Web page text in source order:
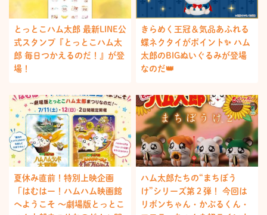
とっとこハム太郎 最新LINE公
式スタンプ『とっとこハム太
郎 毎日つかえるのだ！』が登
場！
きらめく王冠＆気品あふれる
蝶ネクタイがポイント✨ ハム
太郎のBIGぬいぐるみが登場
なのだ👑
夏休み直前！特別上映企画
「はむはー！ハムハム映画館
へようこそ ～劇場版とっとこ
ハム太郎たちの“まちぼう
け”シリーズ第２弾！ 今回は
リボンちゃん・かぶるくん・